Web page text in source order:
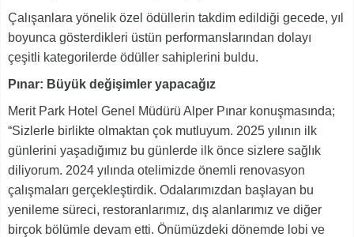
Çalışanlara yönelik özel ödüllerin takdim edildiği gecede, yıl
boyunca gösterdikleri üstün performanslarından dolayı
çeşitli kategorilerde ödüller sahiplerini buldu.
Pınar: Büyük değişimler yapacağız
Merit Park Hotel Genel Müdürü Alper Pınar konuşmasında;
“Sizlerle birlikte olmaktan çok mutluyum. 2025 yılının ilk
günlerini yaşadığımız bu günlerde ilk önce sizlere sağlık
diliyorum. 2024 yılında otelimizde önemli renovasyon
çalışmaları gerçekleştirdik. Odalarımızdan başlayan bu
yenileme süreci, restoranlarımız, dış alanlarımız ve diğer
birçok bölümle devam etti. Önümüzdeki dönemde lobi ve